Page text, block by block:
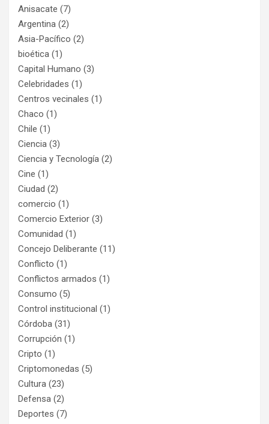
Anisacate (7)
Argentina (2)
Asia-Pacífico (2)
bioética (1)
Capital Humano (3)
Celebridades (1)
Centros vecinales (1)
Chaco (1)
Chile (1)
Ciencia (3)
Ciencia y Tecnología (2)
Cine (1)
Ciudad (2)
comercio (1)
Comercio Exterior (3)
Comunidad (1)
Concejo Deliberante (11)
Conflicto (1)
Conflictos armados (1)
Consumo (5)
Control institucional (1)
Córdoba (31)
Corrupción (1)
Cripto (1)
Criptomonedas (5)
Cultura (23)
Defensa (2)
Deportes (7)